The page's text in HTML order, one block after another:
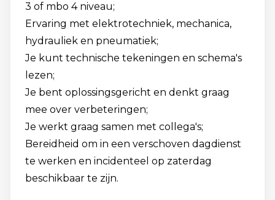
3 of mbo 4 niveau;
Ervaring met elektrotechniek, mechanica,
hydrauliek en pneumatiek;
Je kunt technische tekeningen en schema's
lezen;
Je bent oplossingsgericht en denkt graag
mee over verbeteringen;
Je werkt graag samen met collega's;
Bereidheid om in een verschoven dagdienst
te werken en incidenteel op zaterdag
beschikbaar te zijn.